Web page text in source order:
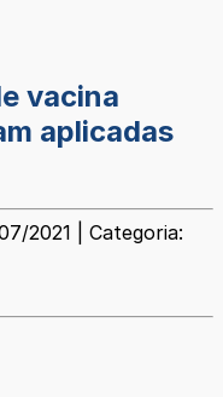
vacina
aplicadas
2021 | Categoria: